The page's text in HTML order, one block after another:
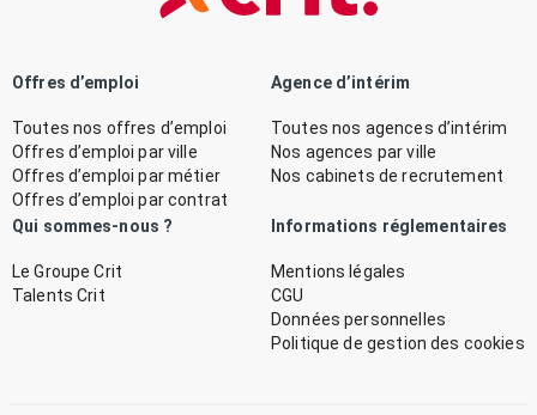
Offres d’emploi
Toutes nos offres d’emploi
Offres d’emploi par ville
Offres d’emploi par métier
Offres d’emploi par contrat
Agence d’intérim
Toutes nos agences d’intérim
Nos agences par ville
Nos cabinets de recrutement
Qui sommes-nous ?
Le Groupe Crit
Talents Crit
Informations réglementaires
Mentions légales
CGU
Données personnelles
Politique de gestion des cookies